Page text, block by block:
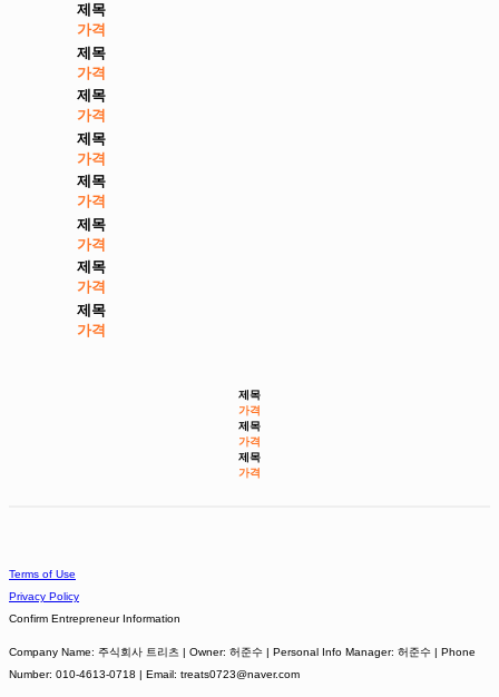
제목
가격
제목
가격
제목
가격
제목
가격
제목
가격
제목
가격
제목
가격
제목
가격
제목
가격
제목
가격
제목
가격
Terms of Use
Privacy Policy
Confirm Entrepreneur Information
Company Name: 주식회사 트리츠 | Owner: 허준수 | Personal Info Manager: 허준수 | Phone
Number: 010-4613-0718 | Email: treats0723@naver.com